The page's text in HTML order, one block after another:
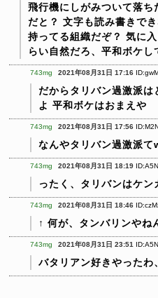
飛行機にしがみついて落ち
だと？ 文字も読み書きで
持ってる組織だぞ？ 気に
らい自然だろ、平和ボケし
743mg 2021年08月31日 17:16
だからタリバン過激派
よ 平和ボケはおまえや
743mg 2021年08月31日 17:56
なんやタリバン過激派て
743mg 2021年08月31日 18:19
ったく、タリバンはケン
743mg 2021年08月31日 18:46
↑ 何が、タンバリンやね
743mg 2021年08月31日 23:51
バタリアン好きやった